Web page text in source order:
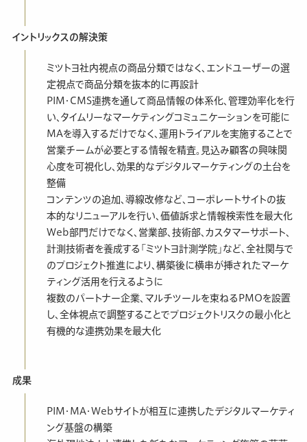
イントリックスの解決策
ミツトヨ社内視点の商品分類ではなく、エンドユーザーの選
定視点で商品分類を抜本的に再設計
PIM・CMS連携を通して商品情報の体系化、管理効率化を行
い、タイムリーなマーケティングコミュニケーションを可能に
MAを導入するだけでなく、運用トライアルを実施することで
営業チームが必要とする情報を精査。見込み顧客の興味関
心度を可視化し、効果的なデジタルマーケティングの土台を
整備
コンテンツの追加、導線改修など、コーポレートサイトの抜
本的なリニューアルを行い、価値訴求と情報検索性を最大化
Web部門だけでなく、営業部、技術部、カスタマーサポート、
計測技術者を養成する「ミツトヨ計測学院」など、全社関与で
のプロジェクト推進により、構築後に横串が挿されたマーケ
ティング活用を行えるように
複数のパートナー企業、マルチツールを束ねるPMOを設置
し、全体視点で調整することでプロジェクトリスクの最小化と
有機的な連携効果を最大化
成果
PIM・MA・Webサイトが相互に連携したデジタルマーケティ
ング基盤の構築